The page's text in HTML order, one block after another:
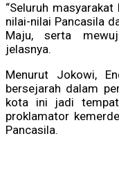
“Seluruh
nilai-nilai Pancasila
Maju, serta
jelasnya.
Menurut Jokowi,
bersejarah dalam
kota ini jadi tempat
proklamator
Pancasila.